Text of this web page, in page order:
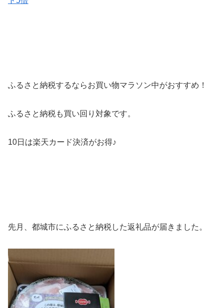
ふるさと納税するならお買い物マラソン中がおすすめ！
ふるさと納税も買い回り対象です。
10日は楽天カード決済がお得♪
先月、都城市にふるさと納税した返礼品が届きました。